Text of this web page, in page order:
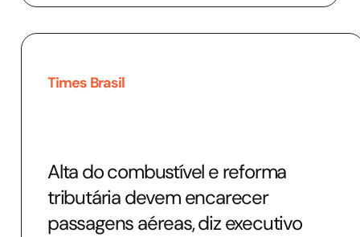
Times Brasil
Alta do combustível e reforma
tributária devem encarecer
passagens aéreas, diz executivo